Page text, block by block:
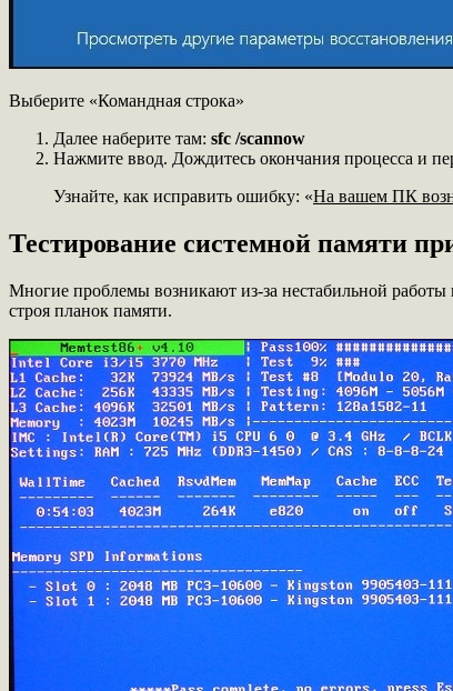
Выберите «Командная строка»
Далее наберите там: sfc /scannow
Нажмите ввод. Дождитесь окончания процесса и
Узнайте, как исправить ошибку: «На вашем ПК
Тестирование системной памяти
Многие проблемы возникают из-за нестабильной
строя планок памяти.